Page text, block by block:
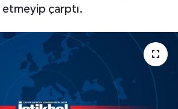
etmeyip çarptı.